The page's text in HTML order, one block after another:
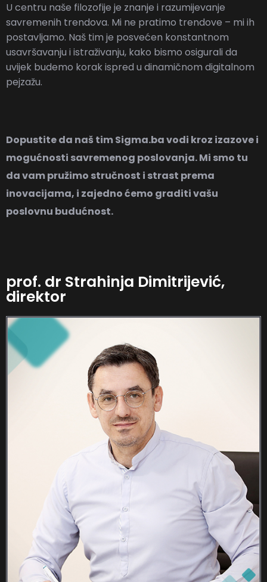
U centru naše filozofije je znanje i razumijevanje
savremenih trendova. Mi ne pratimo trendove – mi ih
postavljamo. Naš tim je posvećen konstantnom
usavršavanju i istraživanju, kako bismo osigurali da
uvijek budemo korak ispred u dinamičnom digitalnom
pejzažu.
Dopustite da naš timSigma.bavodi kroz izazove i
mogućnosti savremenog poslovanja. Mi smo tu
da vam pružimo stručnost i strast prema
inovacijama, i zajedno ćemo graditi vašu
poslovnu budućnost.
prof. dr Strahinja Dimitrijević,
direktor